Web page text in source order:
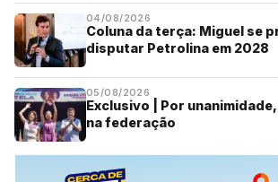
04/08/2026
Coluna da terça: Miguel se
disputar Petrolina em 2028
05/08/2026
Exclusivo | Por
na federação